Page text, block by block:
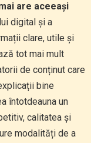
are aceeași
digital și a
clare, utile și
tot mai mult
de conținut care
bine
întotdeauna un
calitatea și
modalități de a